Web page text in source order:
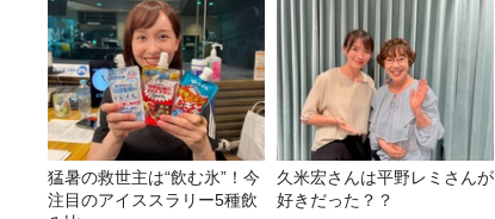
猛暑の救世主は“飲む氷”！今
注目のアイススラリー5種飲
久米宏さんは平野レミさんが
好きだった？？